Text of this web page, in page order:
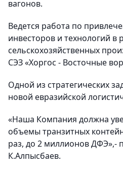
вагонов.
Ведется работа по
инвесторов и технологий в
сельскохозяйственных
СЭЗ «Хоргос - Восточные
Одной из стратегических
новой евразийской
«Наша Компания должна
объемы транзитных
раз, до 2 миллионов ДФЭ»,-
К.Алпысбаев.